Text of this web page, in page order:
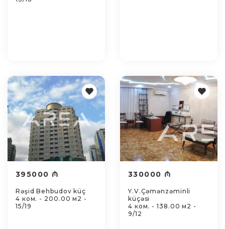
395000 ₼
Rəşid Behbudov küç
4 ком. - 200.00 м2 -
15/19
330000 ₼
Y.V.Çəmənzəminli
küçəsi
4 ком. - 138.00 м2 -
9/12